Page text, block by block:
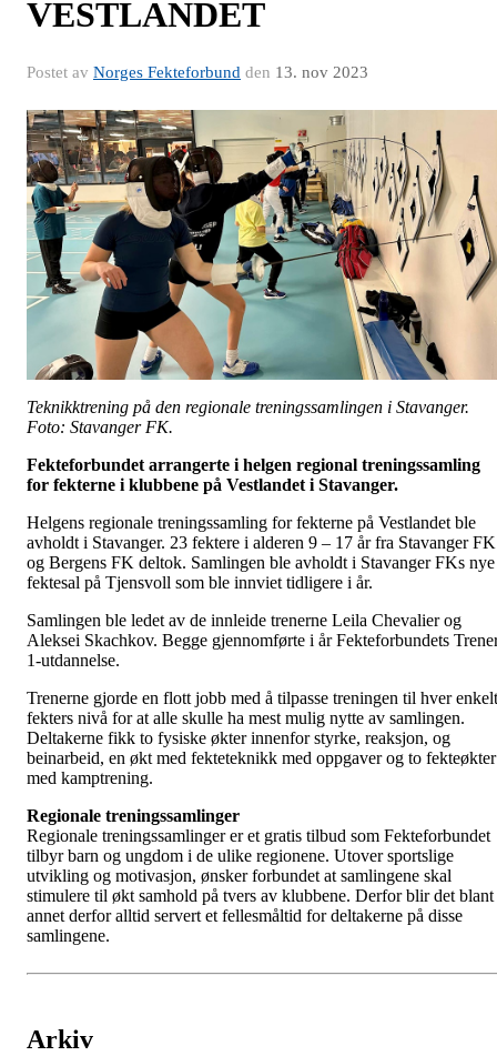
VESTLANDET
Postet av Norges Fekteforbund den 13. nov 2023
Teknikktrening på den regionale treningssamlingen i Stavanger.
Foto: Stavanger FK.
Fekteforbundet arrangerte i helgen regional treningssamling
for fekterne i klubbene på Vestlandet i Stavanger.
Helgens regionale treningssamling for fekterne på Vestlandet ble
avholdt i Stavanger. 23 fektere i alderen 9 – 17 år fra Stavanger FK
og Bergens FK deltok. Samlingen ble avholdt i Stavanger FKs nye
fektesal på Tjensvoll som ble innviet tidligere i år.
Samlingen ble ledet av de innleide trenerne Leila Chevalier og
Aleksei Skachkov. Begge gjennomførte i år Fekteforbundets
1-utdannelse.
Trenerne gjorde en flott jobb med å tilpasse treningen til hver enkelt
fekters nivå for at alle skulle ha mest mulig nytte av samlingen.
Deltakerne fikk to fysiske økter innenfor styrke, reaksjon, og
beinarbeid, en økt med fekteteknikk med oppgaver og to fekteøkter
med kamptrening.
Regionale treningssamlinger
Regionale treningssamlinger er et gratis tilbud som Fekteforbundet
tilbyr barn og ungdom i de ulike regionene. Utover sportslige
utvikling og motivasjon, ønsker forbundet at samlingene skal
stimulere til økt samhold på tvers av klubbene. Derfor blir det blant
annet derfor alltid servert et fellesmåltid for deltakerne på disse
samlingene.
Arkiv